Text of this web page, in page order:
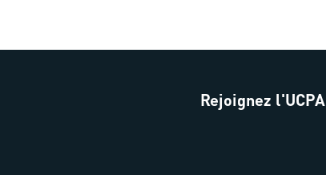
Rejoignez l'UCPA